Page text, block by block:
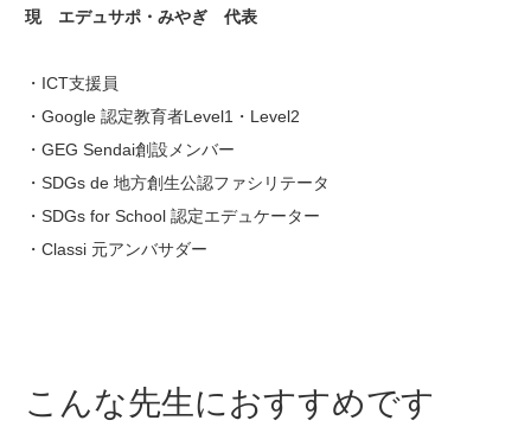
現 エデュサポ・みやぎ 代表
・ICT支援員
・Google 認定教育者Level1・Level2
・GEG Sendai創設メンバー
・SDGs de 地方創生公認ファシリテータ
・SDGs for School 認定エデュケーター
・Classi 元アンバサダー
こんな先生におすすめです